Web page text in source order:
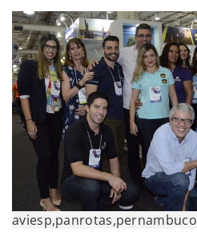
aviesp,panrotas,pernambuco